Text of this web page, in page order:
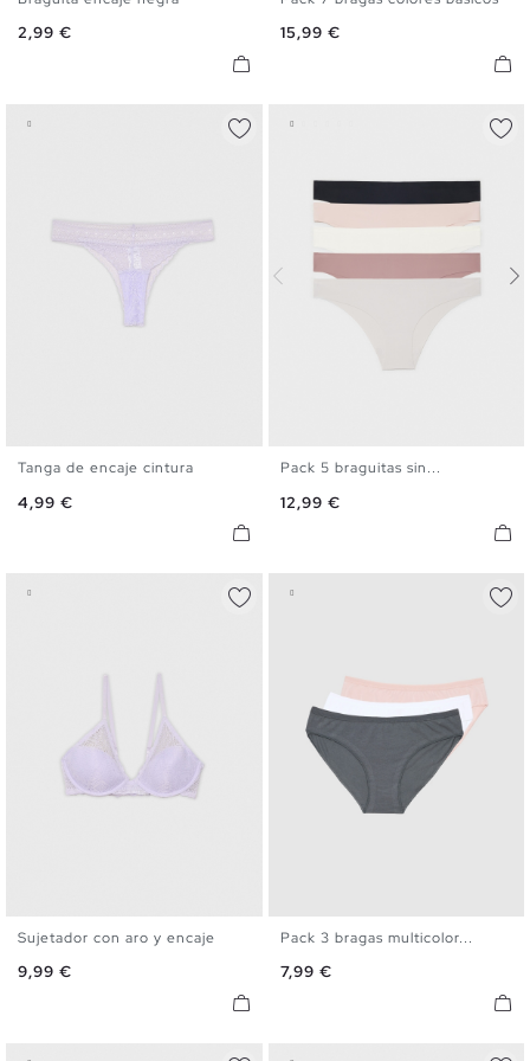
L
Precio
2,99 €
S
Precio
15,99 €
Tanga de encaje cintura
Precio
4,99 €
S
Pack 5 braguitas sin...
Precio
12,99 €
S M L XL
Sujetador con aro y encaje
Precio
9,99 €
S M L
Pack 3 bragas multicolor...
Precio
7,99 €